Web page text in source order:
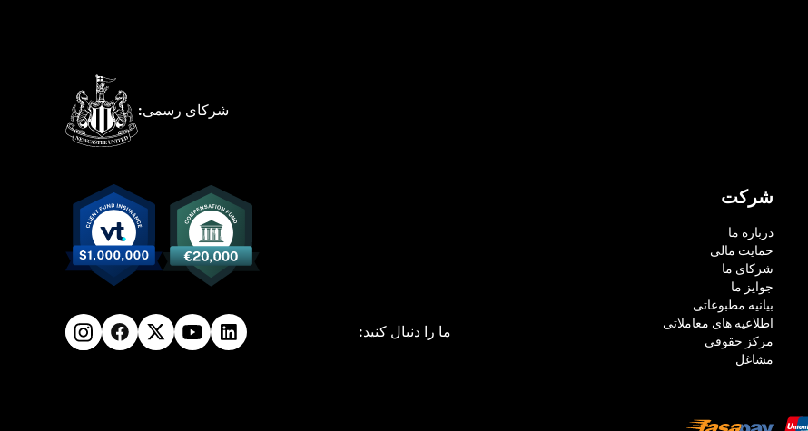
شرکای رسمی:
شرکت
درباره ما
حمایت مالی
شرکای ما
جوایز ما
بیانیه مطبوعاتی
اطلاعیه های معاملاتی
مرکز حقوقی
مشاغل
ما را دنبال کنید: